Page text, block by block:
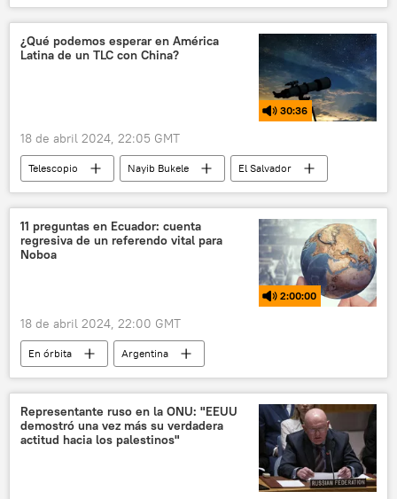
Vladímir Putin
sociedad
¿Qué podemos esperar en América
Latina de un TLC con China?
30:36
18 de abril 2024, 22:05 GMT
Telescopio Nayib Bukele
El Salvador
China
Ruta de la Seda
Pekín
Tratado de Libre Comercio (TLC)
Partido Comunista de China (PCCh)
11 preguntas en Ecuador: cuenta
regresiva de un referendo vital para
Noboa
2:00:00
18 de abril 2024, 22:00 GMT
En órbita
Argentina
Gobierno de Argentina
Congreso de Argentina
seguridad
Daniel Noboa
Guillermo Lasso
Representante ruso en la ONU: "EEUU
demostró una vez más su verdadera
actitud hacia los palestinos"